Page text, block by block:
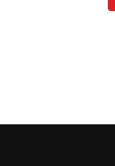
le mie stesse
fa, prima